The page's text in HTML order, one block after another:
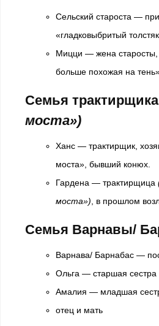
Сельский староста —
«гладковыбритый
Мицци — жена старосты,
больше похожая на
Семья трактирщика
моста»)
Ханс — трактирщик,
моста», бывший конюх.
Гардена — трактирщица
моста») , в прошлом
Семья Варнавы/
Варнава/ Барнабас —
Ольга — старшая сестра
Амалия — младшая
отец и мать